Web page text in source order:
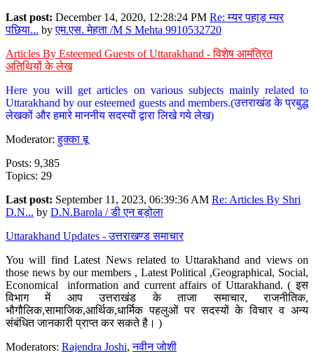
Last post: December 14, 2020, 12:28:24 PM Re: म्यर पहाड़ म्यर
पछिया... byएम.एस. मेहता /M S Mehta 9910532720
Articles By Esteemed Guests of Uttarakhand - विशेष आमंत्रित
अतिथियों के लेख
Here you will get articles on various subjects mainly related to
Uttarakhand by our esteemed guests and members.(उत्तराखंड के प्रबुद्ध
लेखकों और हमारे माननीय सदस्यों द्वारा लिखे गये लेख)
Moderator:हुक्का बू
Posts: 9,385
Topics: 29
Last post: September 11, 2023, 06:39:36 AM Re: Articles By Shri
D.N... by D.N.Barola / डी एन बड़ोला
Uttarakhand Updates - उत्तराखण्ड समाचार
You will find Latest News related to Uttarakhand and views on
those news by our members , Latest Political ,Geographical, Social,
Economical information and current affairs of Uttarakhand. ( इस
विभाग में आप उत्तराखंड के ताजा समाचार, राजनीतिक,
भौगौलिक,सामाजिक,आर्थिक,धार्मिक पहलुओं पर सदस्यों के विचार व अन्य
संबंधित जानकारी प्राप्त कर सकते है। )
Moderators: Rajendra Joshi,नवीन जोशी